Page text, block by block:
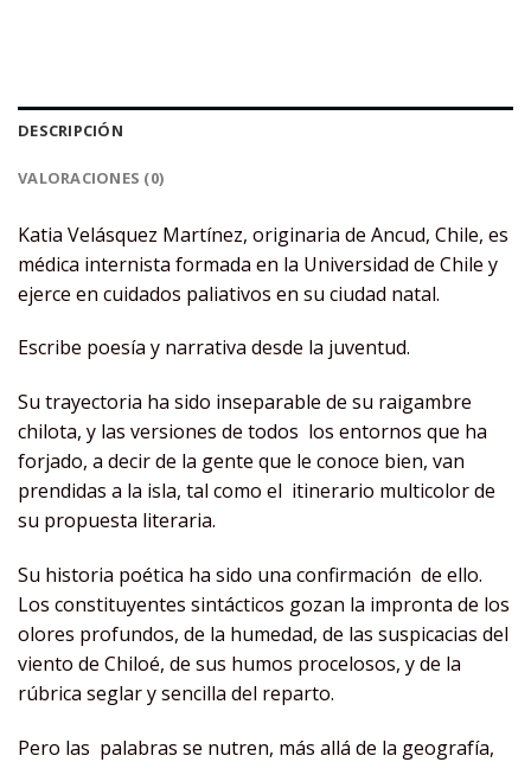
DESCRIPCIÓN
VALORACIONES (0)
Katia Velásquez Martínez, originaria de Ancud, Chile, es
médica internista formada en la Universidad de Chile y
ejerce en cuidados paliativos en su ciudad natal.
Escribe poesía y narrativa desde la juventud.
Su trayectoria ha sido inseparable de su raigambre
chilota, y las versiones de todos los entornos que ha
forjado, a decir de la gente que le conoce bien, van
prendidas a la isla, tal como el itinerario multicolor de
su propuesta literaria.
Su historia poética ha sido una confirmación de ello.
Los constituyentes sintácticos gozan la impronta de los
olores profundos, de la humedad, de las suspicacias del
viento de Chiloé, de sus humos procelosos, y de la
rúbrica seglar y sencilla del reparto.
Pero las palabras se nutren, más allá de la geografía,